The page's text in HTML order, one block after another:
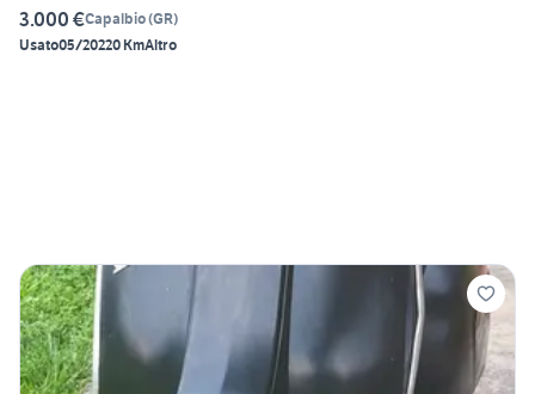
3.000 €Capalbio(GR)
Usato05/20220 KmAltro